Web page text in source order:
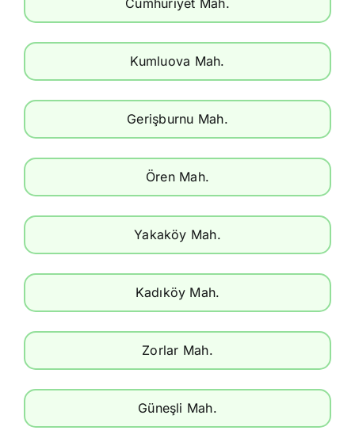
Cumhuriyet Mah.
Kumluova Mah.
Gerişburnu Mah.
Ören Mah.
Yakaköy Mah.
Kadıköy Mah.
Zorlar Mah.
Güneşli Mah.